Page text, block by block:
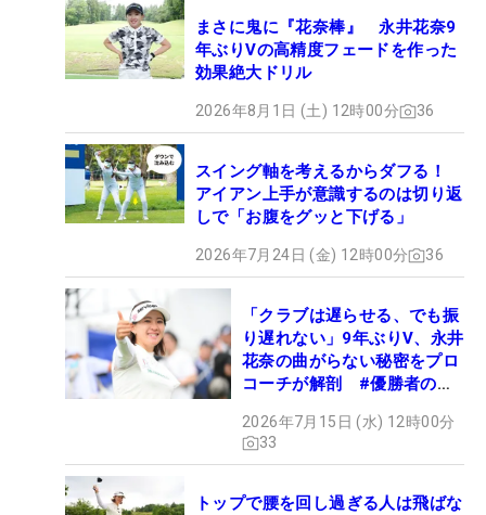
まさに鬼に『花奈棒』 永井花奈9
年ぶりVの高精度フェードを作った
効果絶大ドリル
2026年8月1日 (土) 12時00分 36
スイング軸を考えるからダフる！
アイアン上手が意識するのは切り返
しで「お腹をグッと下げる」
2026年7月24日 (金) 12時00分 36
「クラブは遅らせる、でも振
り遅れない」9年ぶりV、永井
花奈の曲がらない秘密をプロ
コーチが解剖 #優勝者のス
2026年7月15日 (水) 12時00分
33
トップで腰を回し過ぎる人は飛ばな